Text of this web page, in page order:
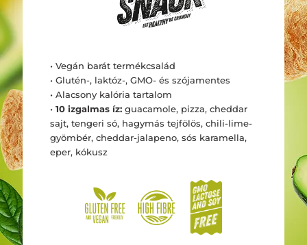
• Vegán barát termékcsalád
• Glutén-, laktóz-, GMO- és szójamentes
• Alacsony kalória tartalom
• 10 izgalmas íz: guacamole, pizza, cheddar
sajt, tengeri só, hagymás tejfölös, chili-lime-
gyömbér, cheddar-jalapeno, sós karamella,
eper, kókusz